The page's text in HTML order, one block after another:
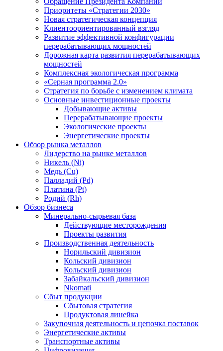
Приоритеты «Стратегии 2030»
Новая стратегическая концепция
Клиентоориентированный взгляд
Развитие эффективной конфигурации
перерабатывающих мощностей
Дорожная карта развития перерабатывающих
мощностей
Комплексная экологическая программа
«Серная программа 2.0»
Стратегия по борьбе с изменением климата
Основные инвестиционные проекты
Добывающие активы
Перерабатывающие проекты
Экологические проекты
Энергетические проекты
Обзор рынка металлов
Лидерство на рынке металлов
Никель (Ni)
Медь (Cu)
Палладий (Pd)
Платина (Pt)
Родий (Rh)
Обзор бизнеса
Минерально-сырьевая база
Действующие месторождения
Проекты развития
Производственная деятельность
Норильский дивизион
Кольский дивизион
Кольский дивизион
Забайкальский дивизион
Nkomati
Сбыт продукции
Сбытовая стратегия
Продуктовая линейка
Закупочная деятельность и цепочка поставок
Энергетические активы
Транспортные активы